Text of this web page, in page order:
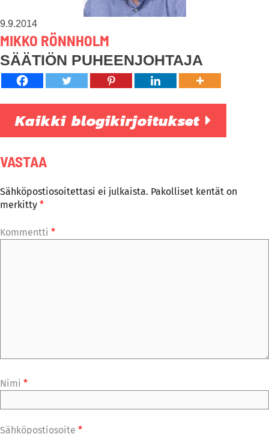
9.9.2014
MIKKO RÖNNHOLM
SÄÄTIÖN PUHEENJOHTAJA
Kaikki blogikirjoitukset
VASTAA
Sähköpostiosoitettasi ei julkaista. Pakolliset kentät on
merkitty *
Kommentti *
Nimi *
Sähköpostiosoite *